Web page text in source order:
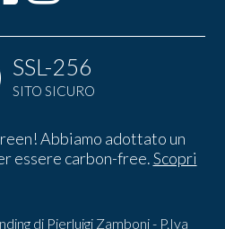
SSL-256
SITO SICURO
Abbiamo adottato un
essere carbon-free.Scopri
di Pierluigi Zamboni - P.Iva